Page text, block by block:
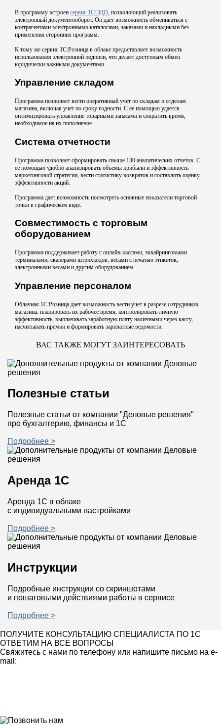
В программу встроен сервис 1С:ЭДО , позволяющий реализовать
электронный документооборот. Он дает возможность обмениваться с
контрагентами электронными каталогами, заказами и накладными без
применения сторонних программ.
К тому же сервис 1С:Розница в облаке предоставляет возможность
использования электронной подписи, что делает доступным обмен
юридически важными документами.
Управление складом
Программа позволяет вести оперативный учет по складам и отделам
магазина, включая учет по сроку годности. С ее помощью удается
оптимизировать управление товарными запасами и сократить время,
необходимое на их пополнение.
Система отчетности
Программа позволяет сформировать свыше 130 аналитических отчетов. С
ее помощью удобно анализировать объемы прибыли и эффективность
маркетинговой стратегии, вести статистику возвратов и составлять оценку
эффективности акций.
Программа дает возможность посмотреть основные показатели торговой
точки в графическом виде.
Совместимость с торговым
оборудованием
Программа поддерживает работу с онлайн-кассами, эквайринговыми
терминалами, сканерами штрихкодов, весами с печатью этикеток,
электронными весами и другим оборудованием.
Управление персоналом
Облачная 1С:Розница дает возможность вести учет в разрезе сотрудников
магазина: планировать их рабочее время, контролировать личную
эффективность, выплачивать заработную плату наличными через кассу,
насчитывать премии и формировать зарплатные ведомости.
ВАС ТАКЖЕ МОГУТ ЗАИНТЕРЕСОВАТЬ
Полезные статьи
Полезные статьи от компании "Деловые решения"
про бухгалтерию, финансы и 1С
Подробнее >
Аренда 1С
Аренда 1С в облаке
с индивидуальными настройками
Подробнее >
Инструкции
Подробные инструкции со скриншотами
и пошаговыми действиями работы в сервисе
Подробнее >
ПОЛУЧИТЕ КОНСУЛЬТАЦИЮ СПЕЦИАЛИСТА ПО 1С
ОТВЕТИМ НА ВСЕ ВОПРОСЫ
Свяжитесь с нами по телефону или напишите письмо на e-
mail: